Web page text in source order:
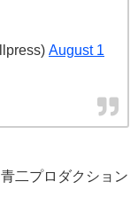
August 1
二プロダクション